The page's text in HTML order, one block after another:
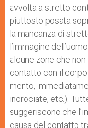
avvolta a stretto
piuttosto posata
la mancanza di
l’immagine
alcune zone che
contatto con il corpo
mento,
incrociate, etc.).
suggeriscono che
causa del contatto